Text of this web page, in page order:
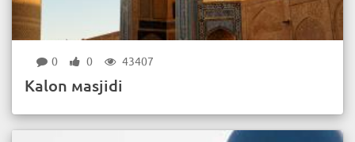
0 0 43407
Kalon мasjidi